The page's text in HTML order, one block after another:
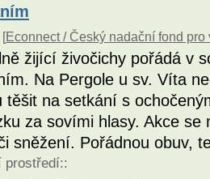
[Econnect / Český nadační fond pro
žijící živočichy pořádá v
Na Pergole u sv. Víta
těšit na setkání s
za sovími hlasy. Akce
sněžení. Pořádnou obuv,
prostředí::